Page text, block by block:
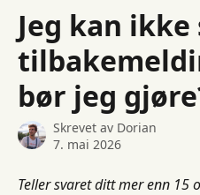
Jeg kan ikke
bør jeg
Skrevet av Dorian
7. mai 2026
Teller svaret ditt mer enn 15